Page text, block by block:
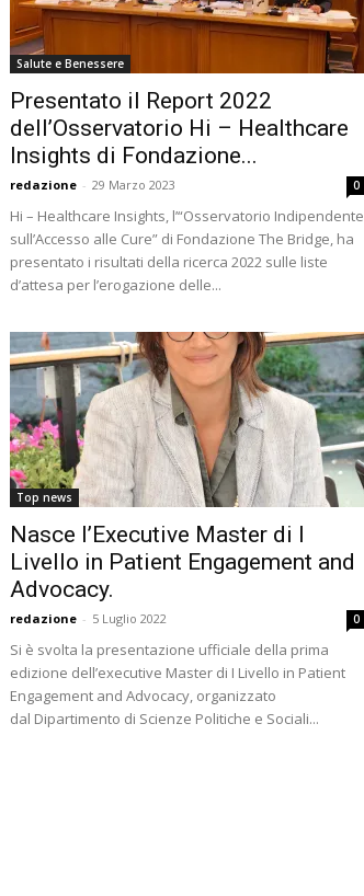
Salute e Benessere
Presentato il Report 2022
dell’Osservatorio Hi – Healthcare
Insights di Fondazione...
redazione - 29 Marzo 2023 0
Hi – Healthcare Insights, l’“Osservatorio Indipendente
sull’Accesso alle Cure” di Fondazione The Bridge, ha
presentato i risultati della ricerca 2022 sulle liste
d’attesa per l’erogazione delle...
Top news
Nasce l’Executive Master di I
Livello in Patient Engagement and
Advocacy.
redazione - 5 Luglio 2022 0
Si è svolta la presentazione ufficiale della prima
edizione dell’executive Master di I Livello in Patient
Engagement and Advocacy, organizzato
dal Dipartimento di Scienze Politiche e Sociali...